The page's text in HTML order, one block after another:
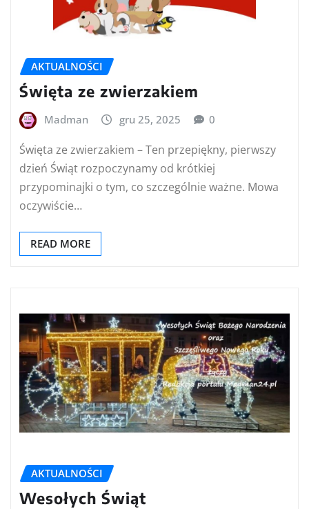
AKTUALNOŚCI
Święta ze zwierzakiem
Madman gru 25, 2025 0
Święta ze zwierzakiem – Ten przepiękny, pierwszy
dzień Świąt rozpoczynamy od krótkiej
przypominajki o tym, co szczególnie ważne. Mowa
oczywiście…
READ MORE
AKTUALNOŚCI
Wesołych Świąt